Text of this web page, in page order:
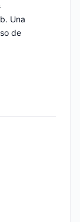
Una
de